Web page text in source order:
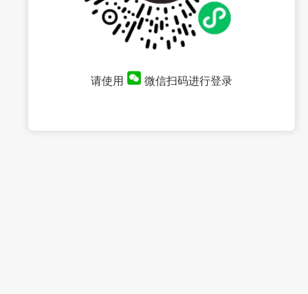
请使用 微信扫码进行登录